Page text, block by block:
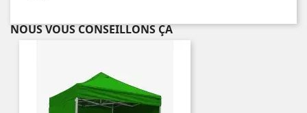
NOUS VOUS CONSEILLONS ÇA